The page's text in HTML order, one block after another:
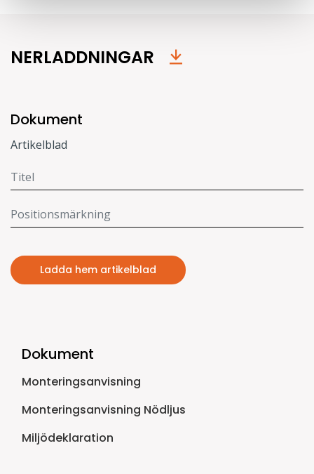
NERLADDNINGAR
Dokument
Artikelblad
Ladda hem artikelblad
Dokument
Monteringsanvisning
Monteringsanvisning Nödljus
Miljödeklaration